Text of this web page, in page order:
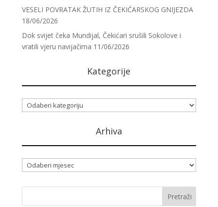
VESELI POVRATAK ŽUTIH IZ ČEKIĆARSKOG GNIJEZDA
18/06/2026
Dok svijet čeka Mundijal, Čekićari srušili Sokolove i
vratili vjeru navijačima 11/06/2026
Kategorije
Kategorije
Arhiva
Arhiva